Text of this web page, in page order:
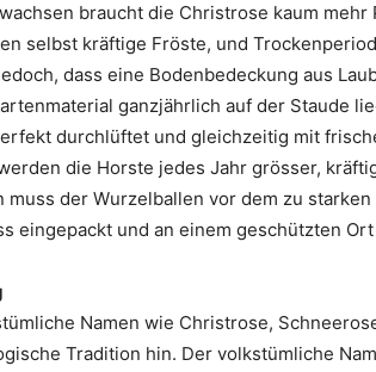
braucht die Christrose kaum
selbst kräftige Fröste, und
dass eine Bodenbedeckung aus
ganzjährlich auf der Staude
durchlüftet und gleichzeitig mit
die Horste jedes Jahr grösser,
muss der Wurzelballen vor dem zu
eingepackt und an einem geschützten
Namen wie Christrose,
Tradition hin. Der volkstümliche